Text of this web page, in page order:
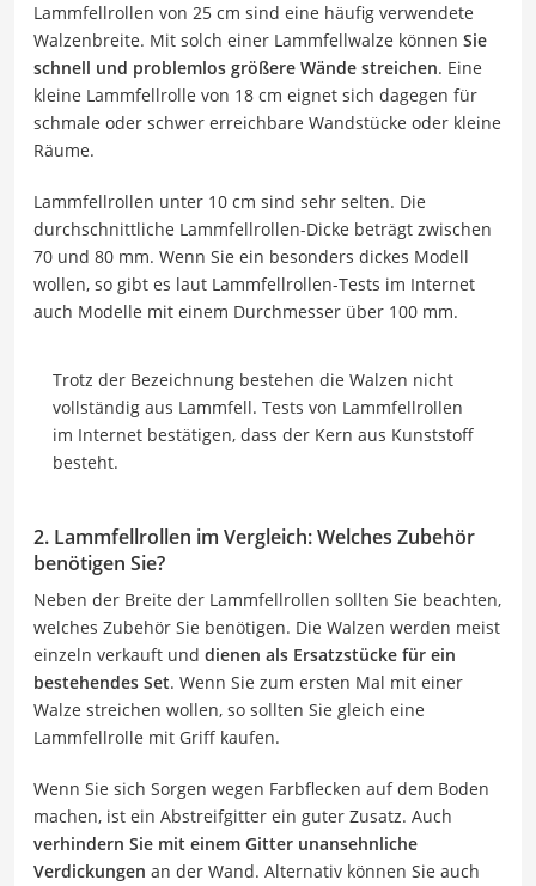
Lammfellrollen von 25 cm sind eine häufig verwendete
Walzenbreite. Mit solch einer Lammfellwalze können Sie
schnell und problemlos größere Wände streichen. Eine
kleine Lammfellrolle von 18 cm eignet sich dagegen für
schmale oder schwer erreichbare Wandstücke oder kleine
Räume.
Lammfellrollen unter 10 cm sind sehr selten. Die
durchschnittliche Lammfellrollen-Dicke beträgt zwischen
70 und 80 mm. Wenn Sie ein besonders dickes Modell
wollen, so gibt es laut Lammfellrollen-Tests im Internet
auch Modelle mit einem Durchmesser über 100 mm.
Trotz der Bezeichnung bestehen die Walzen nicht
vollständig aus Lammfell. Tests von Lammfellrollen
im Internet bestätigen, dass der Kern aus Kunststoff
besteht.
2. Lammfellrollen im Vergleich: Welches Zubehör
benötigen Sie?
Neben der Breite der Lammfellrollen sollten Sie beachten,
welches Zubehör Sie benötigen. Die Walzen werden meist
einzeln verkauft und dienen als Ersatzstücke für ein
bestehendes Set. Wenn Sie zum ersten Mal mit einer
Walze streichen wollen, so sollten Sie gleich eine
Lammfellrolle mit Griff kaufen.
Wenn Sie sich Sorgen wegen Farbflecken auf dem Boden
machen, ist ein Abstreifgitter ein guter Zusatz. Auch
verhindern Sie mit einem Gitter unansehnliche
Verdickungen an der Wand. Alternativ können Sie auch